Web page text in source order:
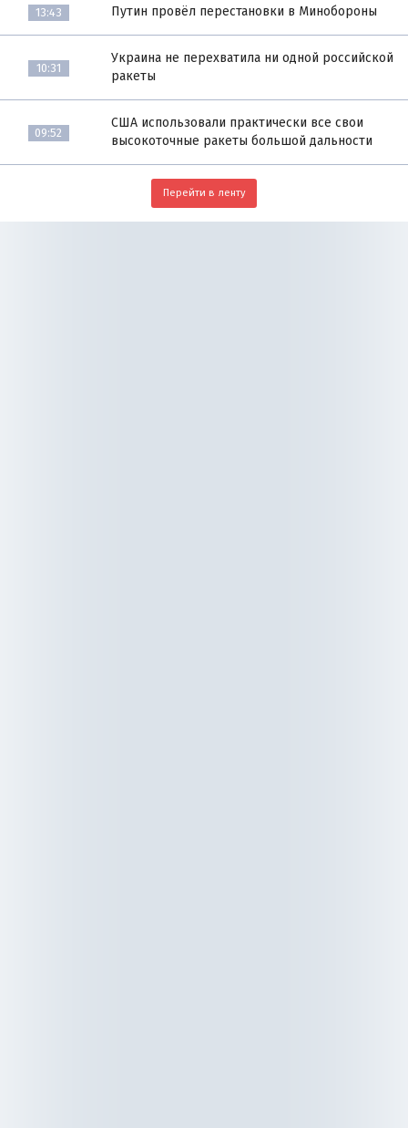
13:43 Путин провёл перестановки в Минобороны
10:31
Украина не перехватила ни одной российской
ракеты
09:52
США использовали практически все свои
высокоточные ракеты большой дальности
Перейти в ленту